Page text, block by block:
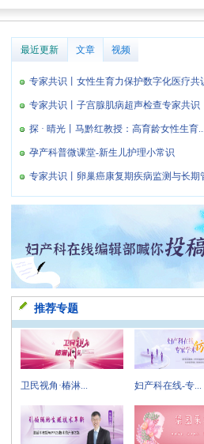
最近更新 文章 视频
专家共识丨女性生育力保护数字化医疗共
专家共识丨子宫腺肌病超声检查专家共识
探 · 晴光丨马黔红教授：高育龄女性生育...
孕产科普微课堂-新生儿护理小常识
专家共识丨卵巢癌康复期疾病监测与长期
推荐专题
卫民视角·椿淋... 妇产科在线-专...